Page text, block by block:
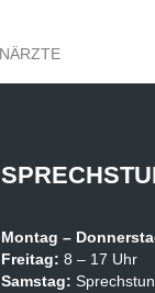
Montag –
Freitag: 8 – 17 Uhr
Samstag: